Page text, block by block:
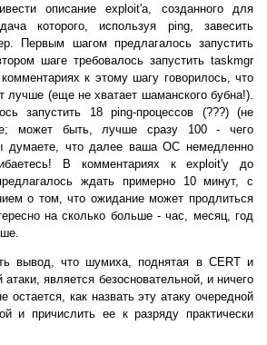
описание exploit'а, созданного для
которого, используя ping, завесить
Первым шагом предлагалось запустить
шаге требовалось запустить taskmgr
к этому шагу говорилось, что
лучше (еще не хватает шаманского бубна!).
запустить 18 ping-процессов (???) (не
может быть, лучше сразу 100 - чего
думаете, что далее ваша ОС немедленно
В комментариях к exploit'у до
ждать примерно 10 минут, с
о том, что ожидание может продлиться
на сколько больше - час, месяц, год
вывод, что шумиха, поднятая в CERT и
является безосновательной, и ничего
остается, как назвать эту атаку очередной
и причислить ее к разряду практически